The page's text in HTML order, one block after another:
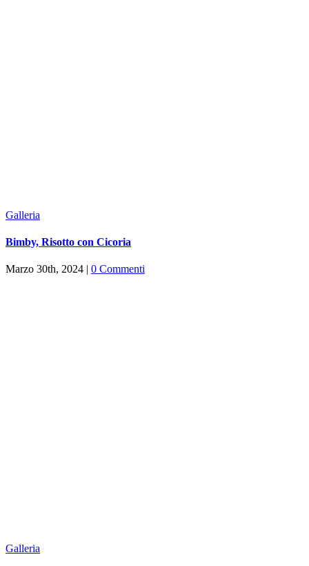
Galleria
Bimby, Risotto con Cicoria
Marzo 30th, 2024 | 0 Commenti
Galleria